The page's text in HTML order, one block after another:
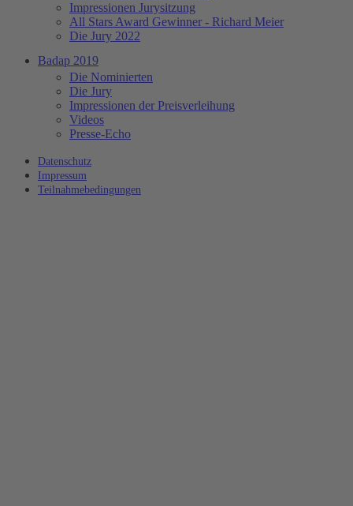
Impressionen Jurysitzung
All Stars Award Gewinner - Richard Meier
Die Jury 2022
Badap 2019
Die Nominierten
Die Jury
Impressionen der Preisverleihung
Videos
Presse-Echo
Datenschutz
Impressum
Teilnahmebedingungen